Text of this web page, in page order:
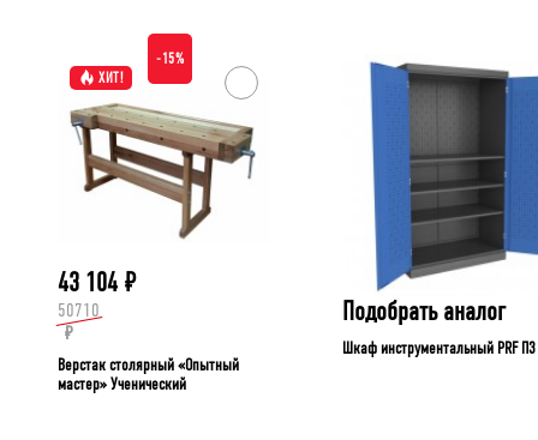
ХИТ!
-15%
43 104 ₽
50710
₽
Верстак столярный «Опытный
мастер» Ученический
Подобрать аналог
Шкаф инструментальный PRF П3